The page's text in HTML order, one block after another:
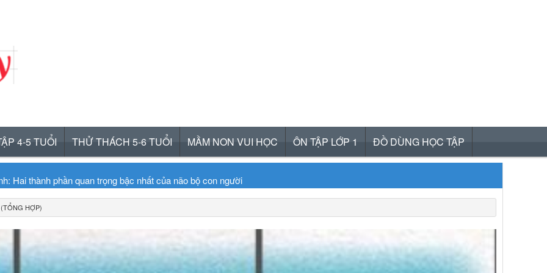
4-5 TUỔI THỬ THÁCH 5-6 TUỔI MẦM NON VUI HỌC ÔN TẬP LỚP 1 ĐỒ DÙNG HỌC TẬP
Hai thành phần quan trọng bậc nhất của não bộ con người
sự sợ hãi ở trẻ
trong não bộ của trẻ
HỢP)